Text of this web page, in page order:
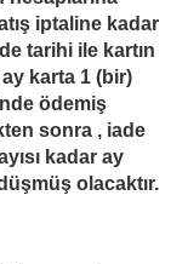
iptaline kadar
tarihi ile kartın
karta 1 (bir)
ödemiş
sonra , iade
kadar ay
olacaktır.